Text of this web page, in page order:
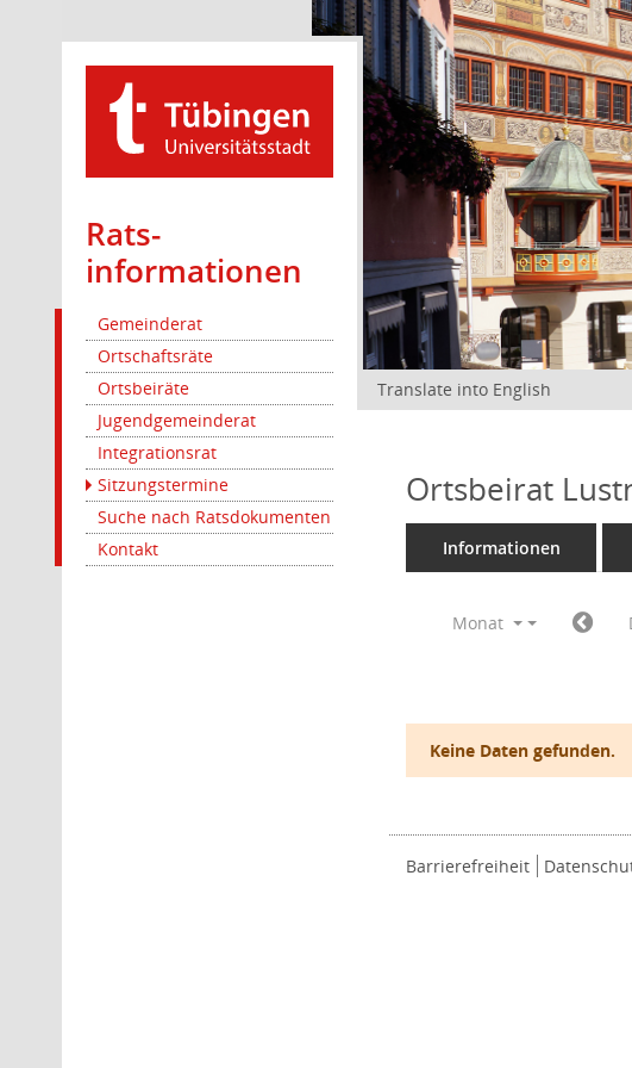
Rats­
informationen
Gemeinderat
Ortschaftsräte
Ortsbeiräte
Jugendgemeinderat
Integrationsrat
Sitzungstermine
Suche nach Ratsdokumenten
Kontakt
Translate into English
Ortsbeirat
Informationen
Monat
Keine Daten gefunden.
Barrierefreiheit